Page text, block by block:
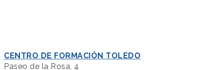
CENTRO DE FORMACIÓN TOLEDO
Paseo de la Rosa, 4